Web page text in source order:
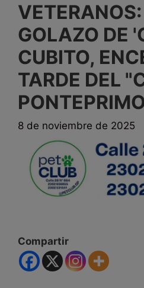
GOLAZO DE
CUBITO,
TARDE DEL
8 de noviembre de 2025
Compartir